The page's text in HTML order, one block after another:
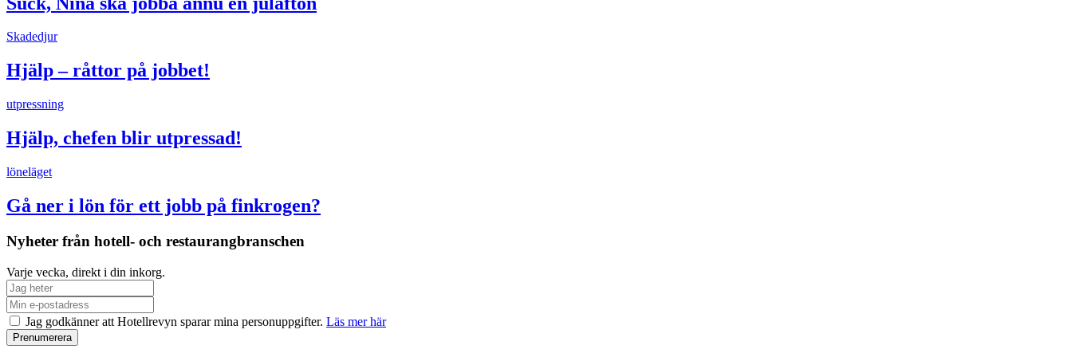
Skadedjur
Hjälp – råttor på jobbet!
utpressning
Hjälp, chefen blir utpressad!
löneläget
Gå ner i lön för ett jobb på finkrogen?
Nyheter från hotell- och restaurangbranschen
Varje vecka, direkt i din inkorg.
Jag godkänner att Hotellrevyn sparar mina personuppgifter. Läs mer här